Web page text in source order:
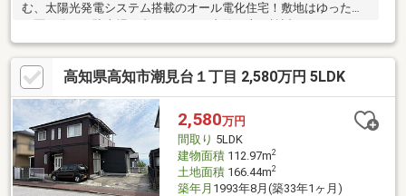
む、太陽光発電システム搭載のオール電化住宅！敷地はゆったり
圧倒的な部屋数と広さ●２世帯居住可能な設備●２６．１帖の広大
なＬＤＫ●豊富な収納スペース●効率的な家事動線などなど、おす
すめポイントたっぷりのお家です！！ぜひぜひ新しいお家で新生
活を迎えませんか？
高知県高知市潮見台１丁目 2,580万円 5LDK
2,580万円
間取り 5LDK
建物面積112.97m2
土地面積166.44m2
築年月 1993年8月(築33年1ヶ月)